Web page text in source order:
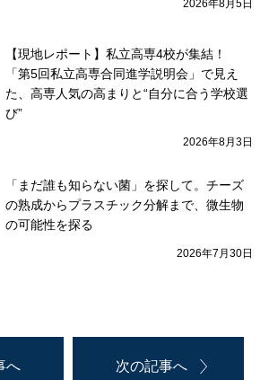
2026年8月5日
【現地レポート】私立高専4校が集結！
「第5回私立高専合同進学説明会」で見え
た、高専人気の高まりと“自分に合う学校選
び”
2026年8月3日
「まだ誰も知らない菌」を探して。チーズ
の熟成からプラスチック分解まで、微生物
の可能性を探る
2026年7月30日
へ 次の記事へ